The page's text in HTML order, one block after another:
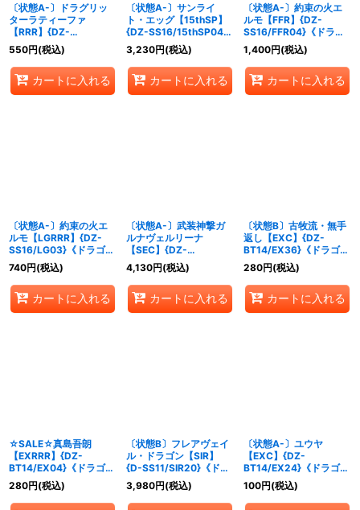
〔状態A-〕ドラグリッ
ターラティーファ
【RRR】{DZ-
SS16/001}《ドラゴンエ
ンパイア》
550円(税込)
カートに入れる
〔状態A-〕サンライ
ト・エッグ【15thSP】
{DZ-SS16/15thSP04}
《ドラゴンエンパイア》
3,230円(税込)
カートに入れる
〔状態A-〕約束の火エ
ルモ【FFR】{DZ-
SS16/FFR04}《ドラゴ
ンエンパイア》
1,400円(税込)
カートに入れる
〔状態A-〕約束の火エ
ルモ【LGRRR】{DZ-
SS16/LG03}《ドラゴン
エンパイア》
740円(税込)
カートに入れる
〔状態A-〕武装神撃ガ
ルナヴェルリーナ
【SEC】{DZ-
SS16/SEC02}《ドラゴ
ンエンパイア》
4,130円(税込)
カートに入れる
〔状態B〕古牧流・無手
返し【EXC】{DZ-
BT14/EX36}《ドラゴン
エンパイア》
280円(税込)
カートに入れる
☆SALE☆真島吾朗
【EXRRR】{DZ-
BT14/EX04}《ドラゴン
エンパイア》
280円(税込)
〔状態B〕フレアヴェイ
ル・ドラゴン【SIR】
{D-SS11/SIR20}《ドラ
ゴンエンパイア》
3,980円(税込)
〔状態A-〕ユウヤ
【EXC】{DZ-
BT14/EX24}《ドラゴン
エンパイア》
100円(税込)